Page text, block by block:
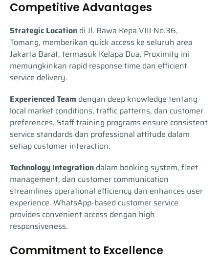
Competitive Advantages
Strategic Location di Jl. Rawa Kepa VIII No.36,
Tomang, memberikan quick access ke seluruh area
Jakarta Barat, termasuk Kelapa Dua. Proximity ini
memungkinkan rapid response time dan efficient
service delivery.
Experienced Team dengan deep knowledge tentang
local market conditions, traffic patterns, dan customer
preferences. Staff training programs ensure consistent
service standards dan professional attitude dalam
setiap customer interaction.
Technology Integration dalam booking system, fleet
management, dan customer communication
streamlines operational efficiency dan enhances user
experience. WhatsApp-based customer service
provides convenient access dengan high
responsiveness.
Commitment to Excellence